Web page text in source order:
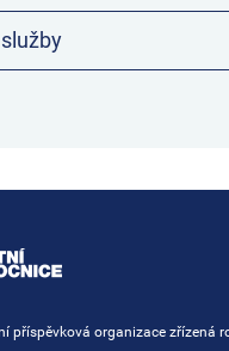
příspěvková organizace